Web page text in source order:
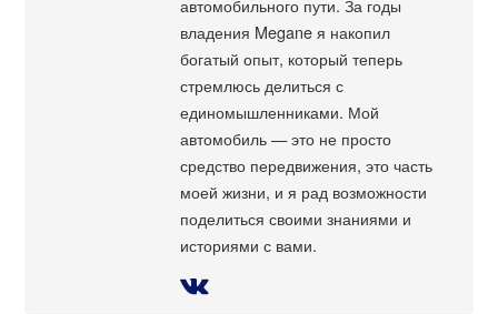
автомобильного пути. За годы
владения Megane я накопил
богатый опыт, который теперь
стремлюсь делиться с
единомышленниками. Мой
автомобиль — это не просто
средство передвижения, это часть
моей жизни, и я рад возможности
поделиться своими знаниями и
историями с вами.